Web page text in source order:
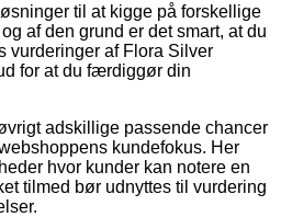
til at kigge på forskellige
af den grund er det smart, at du
vurderinger af Flora Silver
for at du færdiggør din
adskillige passende chancer
kundefokus. Her
hvor kunder kan notere en
tilmed bør udnyttes til vurdering